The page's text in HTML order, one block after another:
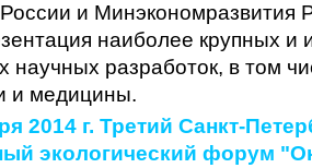
и Минэкономразвития
наиболее крупных и
научных разработок, в том
и медицины.
2014 г. Третий Санкт-
экологический форум